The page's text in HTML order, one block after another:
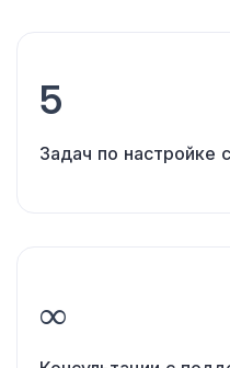
5
Задач по настройке
∞